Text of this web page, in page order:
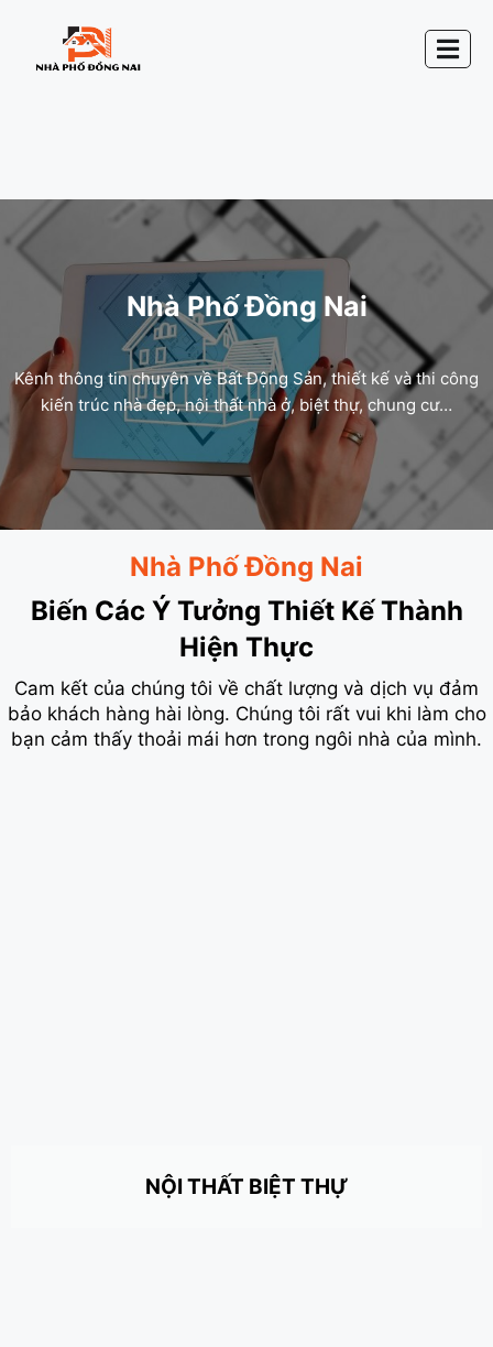
Nhà Phố Đồng Nai
Kênh thông tin chuyên về Bất Động Sản, thiết kế và thi công
kiến trúc nhà đẹp, nội thất nhà ở, biệt thự, chung cư…
Nhà Phố Đồng Nai
Biến Các Ý Tưởng Thiết Kế Thành
Hiện Thực
Cam kết của chúng tôi về chất lượng và dịch vụ đảm
bảo khách hàng hài lòng. Chúng tôi rất vui khi làm cho
bạn cảm thấy thoải mái hơn trong ngôi nhà của mình.
NỘI THẤT BIỆT THỰ